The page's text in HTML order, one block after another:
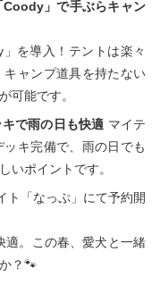
」で手ぶらキャン
を導入！テントは楽々
ャンプ道具を持たない
可能です。
で雨の日も快適 マイテ
キ完備で、雨の日でも
いポイントです。
ト「なっぷ」にて予約開
適。この春、愛犬と一緒
？🐾